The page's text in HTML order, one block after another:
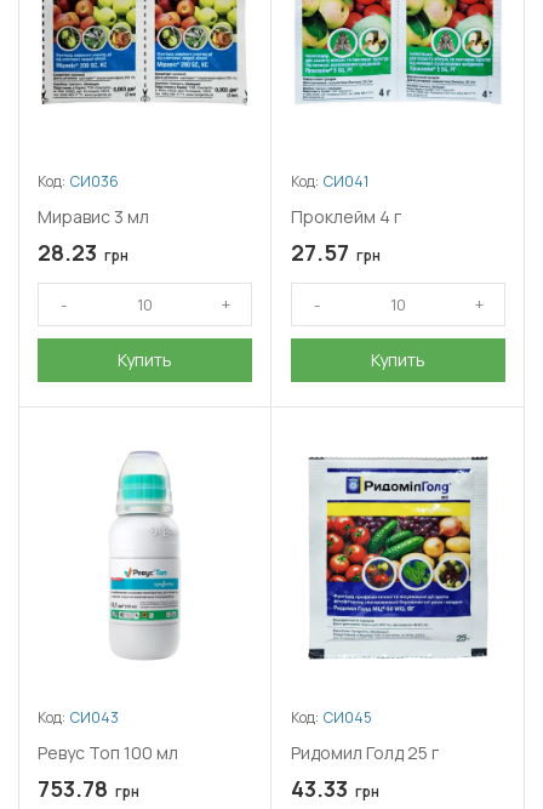
Код: СИ036
Миравис 3 мл
28.23 грн
Купить
Код: СИ041
Проклейм 4 г
27.57 грн
Купить
Код: СИ043
Ревус Топ 100 мл
753.78 грн
Код: СИ045
Ридомил Голд 25 г
43.33 грн